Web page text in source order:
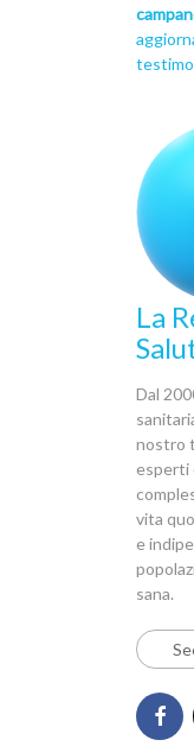
La
Dal
nostro
esperti
vita
e
sana.